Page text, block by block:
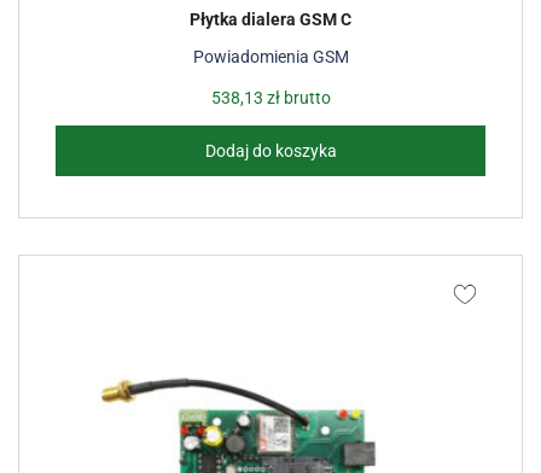
Powiadomienia GSM
Płytka dialera GSM C
538,13 złbrutto
Dodaj do koszyka